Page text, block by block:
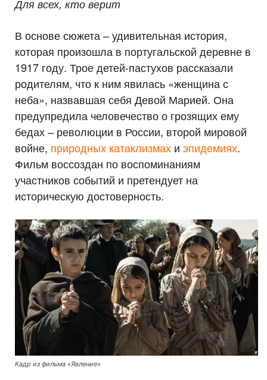
Для всех, кто верит
В основе сюжета – удивительная история,
которая произошла в португальской деревне в
1917 году. Трое детей-пастухов рассказали
родителям, что к ним явилась «женщина с
неба», назвавшая себя Девой Марией. Она
предупредила человечество о грозящих ему
бедах – революции в России, второй мировой
войне, природных катаклизмах и эпидемиях.
Фильм воссоздан по воспоминаниям
участников событий и претендует на
историческую достоверность.
Кадр из фильма «Явление»